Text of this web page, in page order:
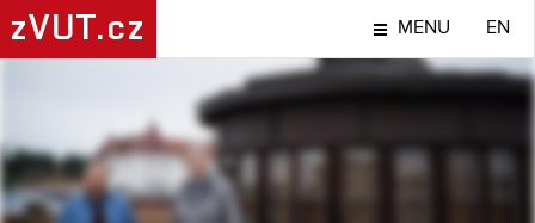
zVUT.cz MENU EN
TÉMA